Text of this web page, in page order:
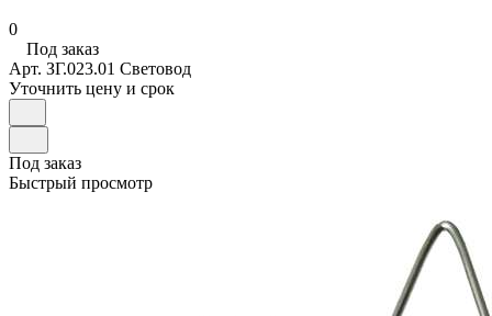
0
Под заказ
Арт. ЗГ.023.01 Световод
Уточнить цену и срок
Под заказ
Быстрый просмотр